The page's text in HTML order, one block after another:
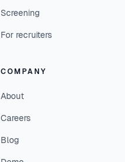
Screening
For recruiters
COMPANY
About
Careers
Blog